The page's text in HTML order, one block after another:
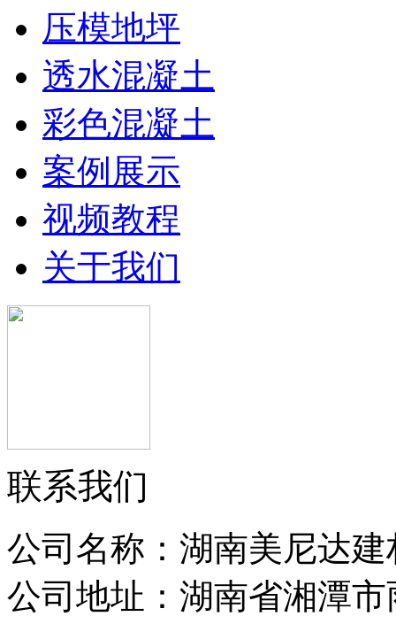
压模地坪
透水混凝土
彩色混凝土
案例展示
视频教程
关于我们
联系我们
公司名称：湖南美尼达
公司地址：湖南省湘潭